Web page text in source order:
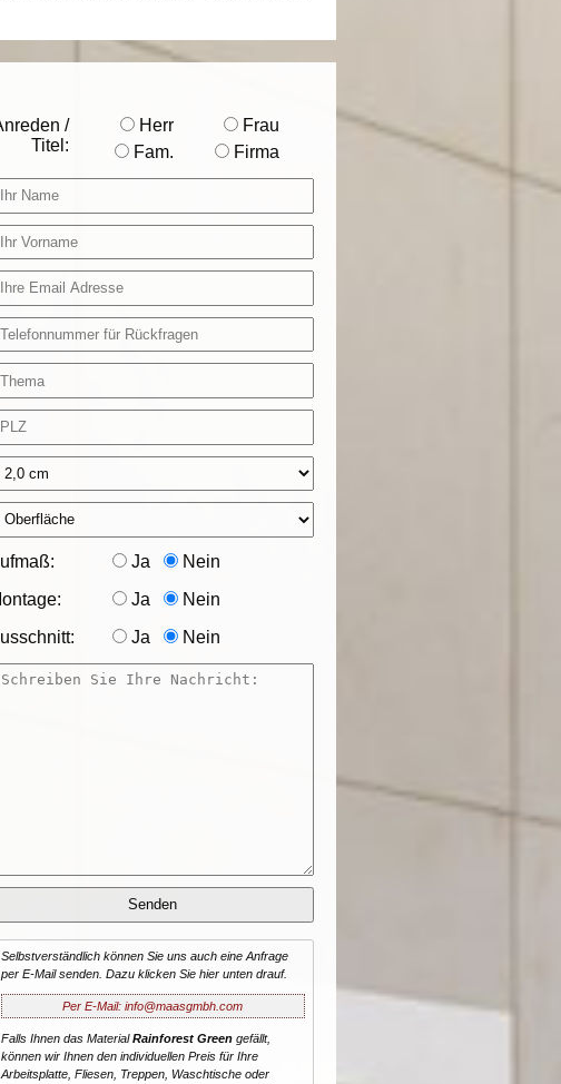
/
Titel:
Herr
Frau
Fam.
Firma
Ja Nein
Ja Nein
Ja Nein
Selbstverständlich können Sie uns auch eine Anfrage
per E-Mail senden. Dazu klicken Sie hier unten drauf.
Per E-Mail: info@maasgmbh.com
Falls Ihnen das MaterialRainforest Greengefällt,
können wir Ihnen den individuellen Preis für Ihre
Arbeitsplatte, Fliesen, Treppen, Waschtische oder